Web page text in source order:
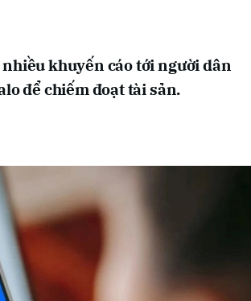
khuyến cáo tới người dân
để chiếm đoạt tài sản.